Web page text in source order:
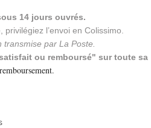
14 jours ouvrés.
l’envoi en Colissimo.
par La Poste.
ou remboursé" sur toute sa
.